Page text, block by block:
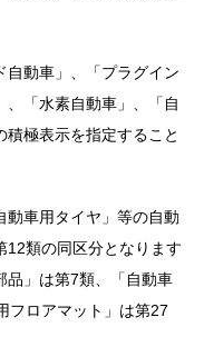
自動車」、「プラグイン
、「水素自動車」、「自
極表示を指定すること
動車用タイヤ」等の自動
12類の同区分となります
品」は第7類、「自動車
フロアマット」は第27